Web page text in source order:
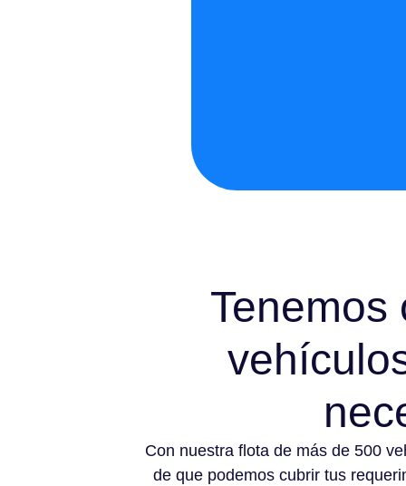
Tenemos
Con nuestra flota de más de 500
de que podemos cubrir tus